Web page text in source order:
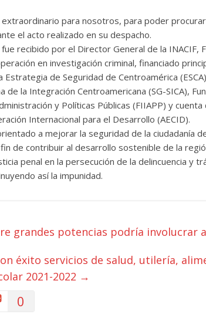
extraordinario para nosotros, para poder
el acto realizado en su despacho.
recibido por el Director General de la INACIF,
en investigación criminal, financiado
de Seguridad de Centroamérica
de la Integración Centroamericana (SG-SICA),
y Políticas Públicas (FIIAPP) y cuenta
Internacional para el Desarrollo (AECID).
a mejorar la seguridad de la ciudadanía
fin de contribuir al desarrollo sostenible de la
penal en la persecución de la delincuencia y
así la impunidad.
grandes potencias podría involucrar
éxito servicios de salud, utilería,
2021-2022 →
0